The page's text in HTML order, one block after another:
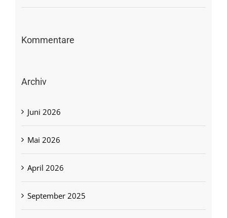
Kommentare
Archiv
Juni 2026
Mai 2026
April 2026
September 2025